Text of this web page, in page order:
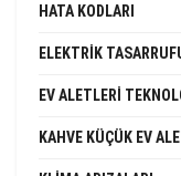
HATA KODLARI
ELEKTRIK
EV ALETLERI
KAHVE KÜÇÜK EV